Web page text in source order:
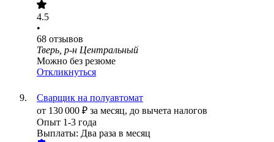
4.5
•
68 отзывов
Тверь, р-н Центральный
Можно без резюме
Откликнуться
Сварщик на полуавтомат
от 130 000 ₽ за месяц, до вычета налогов
Опыт 1-3 года
Выплаты: Два раза в месяц